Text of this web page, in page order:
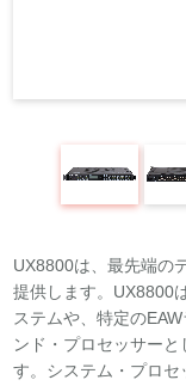
UX8800は、最先端の
提供します。UX8800
ステムや、特定の
ンド・プロセッサー
す。システム・プロセ